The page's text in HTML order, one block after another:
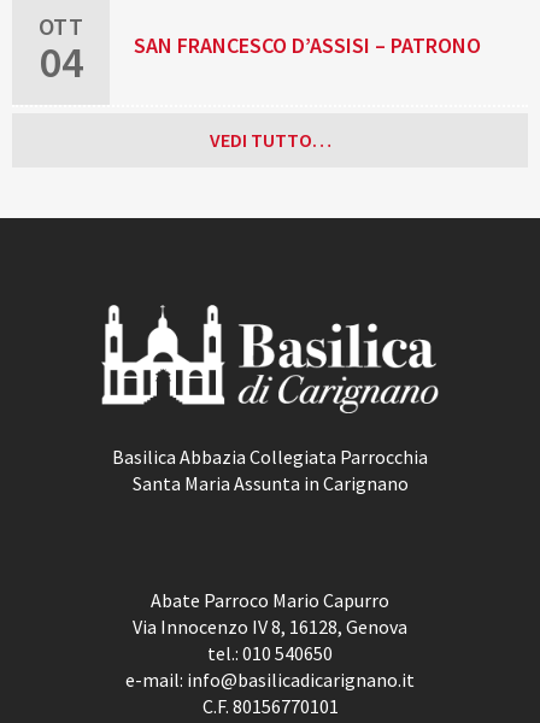
OTT
04 SAN FRANCESCO D’ASSISI – PATRONO
D’ITALIAVEDI TUTTO…
Basilica Abbazia Collegiata Parrocchia
Santa Maria Assunta in Carignano
Abate Parroco Mario Capurro
Via Innocenzo IV 8, 16128, Genova
tel.: 010 540650
e-mail: info@basilicadicarignano.it
C.F. 80156770101